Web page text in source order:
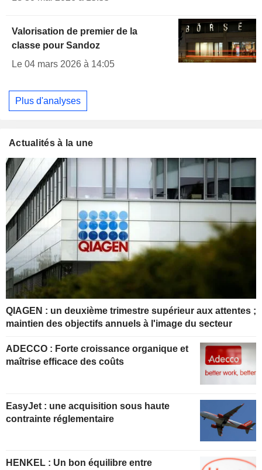
Valorisation de premier de la
classe pour Sandoz
Le 04 mars 2026 à 14:05
Plus d'analyses
Actualités à la une
QIAGEN : un deuxième trimestre supérieur aux attentes ;
maintien des objectifs annuels à l'image du secteur
ADECCO : Forte croissance organique et
maîtrise efficace des coûts
EasyJet : une acquisition sous haute
contrainte réglementaire
HENKEL : Un bon équilibre entre